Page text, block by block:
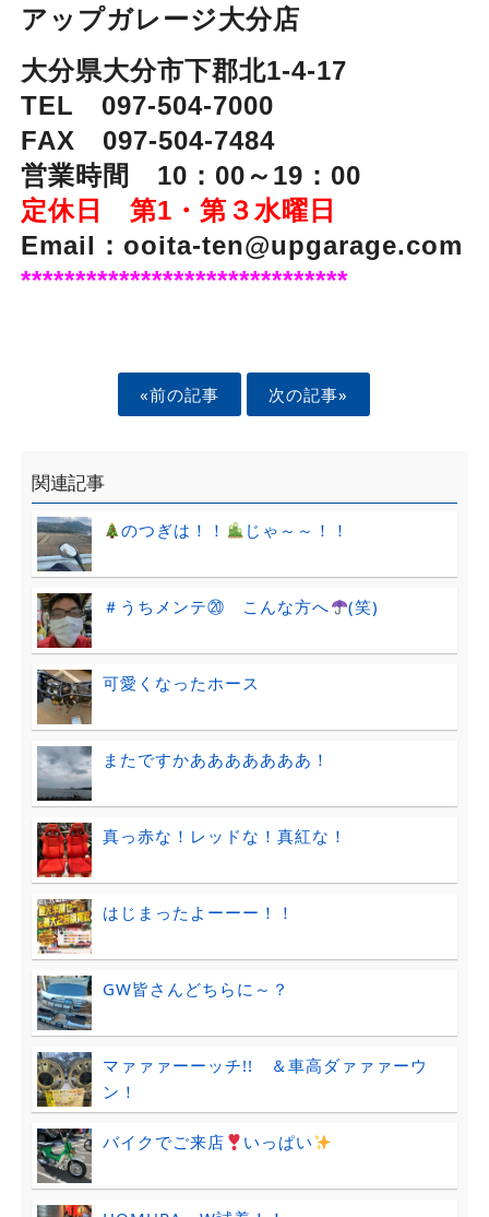
アップガレージ大分店
大分県大分市下郡北1-4-17
TEL 097-504-7000
FAX 097-504-7484
営業時間 10：00～19：00
定休日 第1・第３水曜日
Email：ooita-ten@upgarage.com
******************************
«前の記事 次の記事»
関連記事
のつぎは！！ じゃ～～！！
＃うちメンテ⑳ こんな方へ (笑)
可愛くなったホース
またですかあああああああ！
真っ赤な！レッドな！真紅な！
はじまったよーーー！！
GW皆さんどちらに～？
マァァァーーッチ!! ＆車高ダァァァーウ
ン！
バイクでご来店 いっぱい